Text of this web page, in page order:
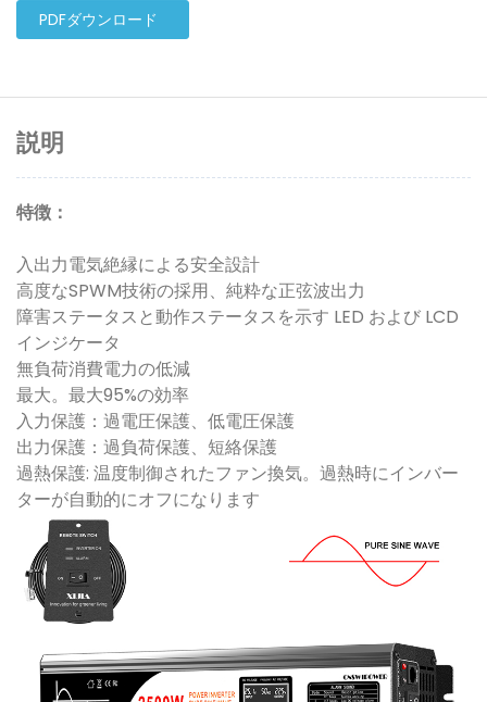
PDFダウンロード
説明
特徴：
入出力電気絶縁による安全設計
高度なSPWM技術の採用、純粋な正弦波出力
障害ステータスと動作ステータスを示す LED および LCD
インジケータ
無負荷消費電力の低減
最大。最大95%の効率
入力保護：過電圧保護、低電圧保護
出力保護：過負荷保護、短絡保護
過熱保護: 温度制御されたファン換気。過熱時にインバー
ターが自動的にオフになります